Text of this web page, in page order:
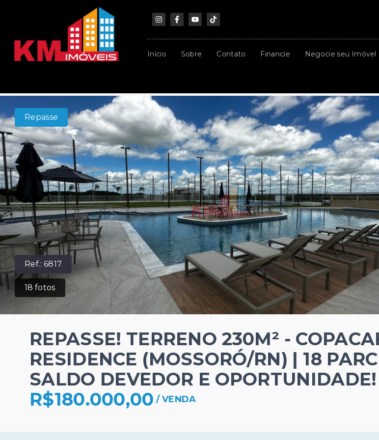
Início Sobre Contato Financie Negocie seu Imóvel
Ref.:6817
18 fotos
Repasse
REPASSE! TERRENO 230M² -
RESIDENCE (MOSSORÓ/RN) | 18
SALDO DEVEDOR E OPORTUNIDADE!
R$180.000,00 /VENDA